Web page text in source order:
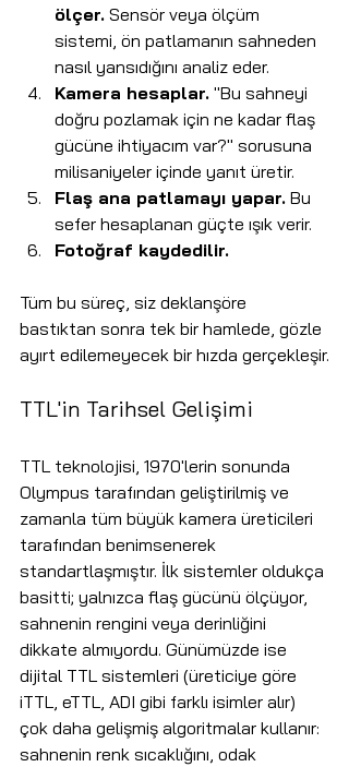
ölçer. Sensör veya ölçüm
sistemi, ön patlamanın sahneden
nasıl yansıdığını analiz eder.
Kamera hesaplar. "Bu sahneyi
doğru pozlamak için ne kadar flaş
gücüne ihtiyacım var?" sorusuna
milisaniyeler içinde yanıt üretir.
Flaş ana patlamayı yapar. Bu
sefer hesaplanan güçte ışık verir.
Fotoğraf kaydedilir.
Tüm bu süreç, siz deklanşöre
bastıktan sonra tek bir hamlede, gözle
ayırt edilemeyecek bir hızda gerçekleşir.
TTL'in Tarihsel Gelişimi
TTL teknolojisi, 1970'lerin sonunda
Olympus tarafından geliştirilmiş ve
zamanla tüm büyük kamera üreticileri
tarafından benimsenerek
standartlaşmıştır. İlk sistemler oldukça
basitti; yalnızca flaş gücünü ölçüyor,
sahnenin rengini veya derinliğini
dikkate almıyordu. Günümüzde ise
dijital TTL sistemleri (üreticiye göre
iTTL, eTTL, ADI gibi farklı isimler alır)
çok daha gelişmiş algoritmalar kullanır:
sahnenin renk sıcaklığını, odak